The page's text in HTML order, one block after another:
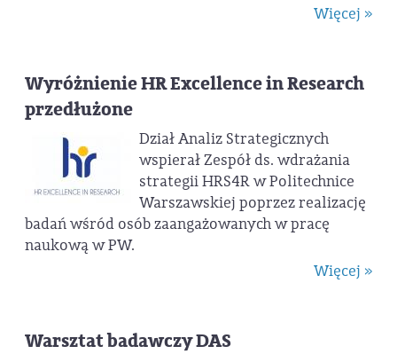
Więcej »
Wyróżnienie HR Excellence in Research
przedłużone
Dział Analiz Strategicznych
wspierał Zespół ds. wdrażania
strategii HRS4R w Politechnice
Warszawskiej poprzez realizację
badań wśród osób zaangażowanych w pracę
naukową w PW.
Więcej »
Warsztat badawczy DAS